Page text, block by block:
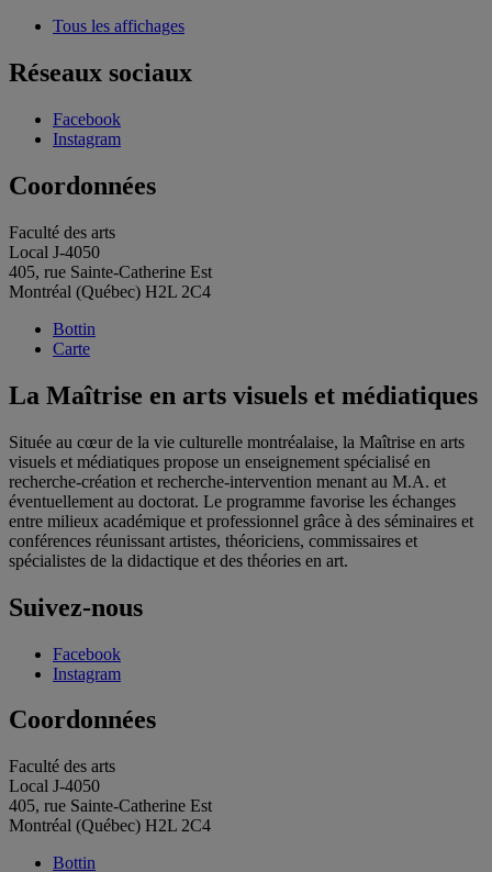
Tous les affichages
Réseaux sociaux
Facebook
Instagram
Coordonnées
Faculté des arts
Local J-4050
405, rue Sainte-Catherine Est
Montréal (Québec) H2L 2C4
Bottin
Carte
La Maîtrise en arts visuels et médiatiques
Située au cœur de la vie culturelle montréalaise, la Maîtrise en arts
visuels et médiatiques propose un enseignement spécialisé en
recherche-création et recherche-intervention menant au M.A. et
éventuellement au doctorat. Le programme favorise les échanges
entre milieux académique et professionnel grâce à des séminaires et
conférences réunissant artistes, théoriciens, commissaires et
spécialistes de la didactique et des théories en art.
Suivez-nous
Facebook
Instagram
Coordonnées
Faculté des arts
Local J-4050
405, rue Sainte-Catherine Est
Montréal (Québec) H2L 2C4
Bottin